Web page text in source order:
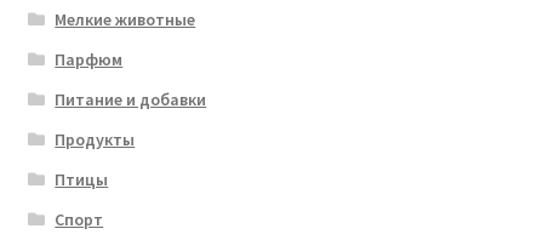
Мелкие животные
Парфюм
Питание и добавки
Продукты
Птицы
Спорт